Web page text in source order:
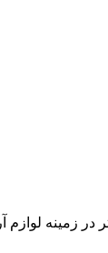
در زمینه